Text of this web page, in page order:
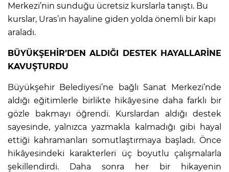
Merkezi’nin sunduğu ücretsiz kurslarla tanıştı. Bu
kurslar, Uras’ın hayaline giden yolda önemli bir kapı
araladı.
BÜYÜKŞEHİR’DEN ALDIĞI DESTEK HAYALLARİNE
KAVUŞTURDU
Büyükşehir Belediyesi’ne bağlı Sanat Merkezi’nde
aldığı eğitimlerle birlikte hikâyesine daha farklı bir
gözle bakmayı öğrendi. Kurslardan aldığı destek
sayesinde, yalnızca yazmakla kalmadığı gibi hayal
ettiği kahramanları somutlaştırmaya başladı. Önce
hikâyesindeki karakterleri üç boyutlu çalışmalarla
şekillendirdi. Daha sonra her bir hikayenin